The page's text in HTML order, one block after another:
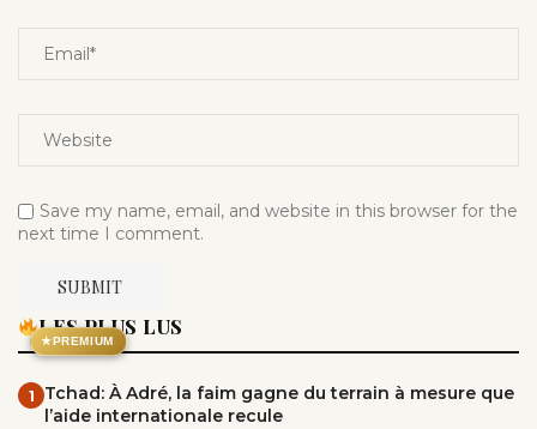
Save my name, email, and website in this browser for the
next time I comment.
★PREMIUM
LES PLUS LUS
1
Tchad: À Adré, la faim gagne du terrain à mesure que
l’aide internationale recule